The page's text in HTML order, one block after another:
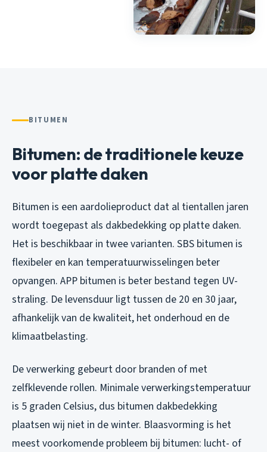
BITUMEN
Bitumen: de traditionele keuze
voor platte daken
Bitumen is een aardolieproduct dat al tientallen jaren
wordt toegepast als dakbedekking op platte daken.
Het is beschikbaar in twee varianten. SBS bitumen is
flexibeler en kan temperatuurwisselingen beter
opvangen. APP bitumen is beter bestand tegen UV-
straling. De levensduur ligt tussen de 20 en 30 jaar,
afhankelijk van de kwaliteit, het onderhoud en de
klimaatbelasting.
De verwerking gebeurt door branden of met
zelfklevende rollen. Minimale verwerkingstemperatuur
is 5 graden Celsius, dus bitumen dakbedekking
plaatsen wij niet in de winter. Blaasvorming is het
meest voorkomende probleem bij bitumen: lucht- of